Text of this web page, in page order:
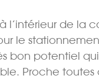
l’intérieur de la
le
bon potentiel
Proche